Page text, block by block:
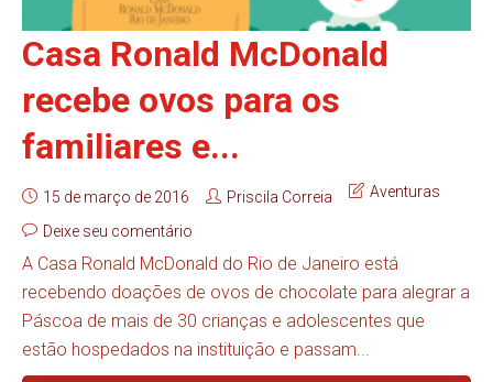
Casa Ronald McDonald
recebe ovos para os
familiares e...
15 de março de 2016 Priscila Correia Aventuras
Deixe seu comentário
A Casa Ronald McDonald do Rio de Janeiro está
recebendo doações de ovos de chocolate para alegrar a
Páscoa de mais de 30 crianças e adolescentes que
estão hospedados na instituição e passam...